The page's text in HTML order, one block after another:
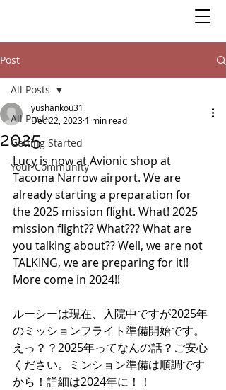
Post
All Posts
Getting Started
Your Community
All Posts
2025
yushankou31
Dec 22, 2023 1 min read
Lucy is now at Avionic shop at
Tacoma Narrow airport. We are
already starting a preparation for
the 2025 mission flight. What! 2025
mission flight?? What??? What are
you talking about?? Well, we are not
TALKING, we are preparing for it!!
More come in 2024!!
ルーシーは現在、入院中ですが2025年
のミッションフライト準備開始です。
えっ？？2025年ってなんの話？ご安心
ください。ミンション準備は順調です
から！詳細は2024年に！！